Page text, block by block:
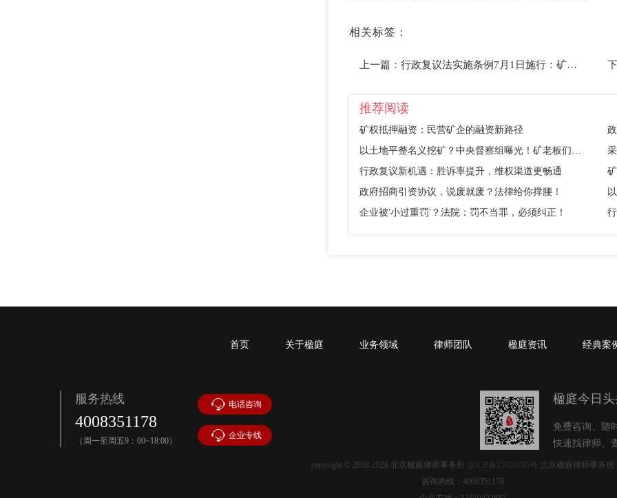
执业律师
合同纠纷、婚姻家事纠纷、继承纠纷、侵权纠纷、行政诉讼等领域
相关标签：
上一篇： 行政复议法实施条例7月1日施行：矿山企业维权利器来了
推荐阅读
矿权抵押融资：民营矿企的融资新路径
以土地平整名义挖矿？中央督察组曝光！矿老板们别踩这个坑
行政复议新机遇：胜诉率提升，维权渠道更畅通
政府招商引资协议，说废就废？法律给你撑腰！
企业被'小过重罚'？法院：罚不当罪，必须纠正！
首页 关于楹庭 业务领域 律师团队 楹庭资讯 经典案
服务热线
4008351178
（周一至周五9：00~18:00）
电话咨询
企业专线
楹庭今日头
免费咨询、随
快速找律师、
copyright © 2018-2026 北京楹庭律师事务所 京ICP备15029235号 北京楹庭律师事务所
咨询热线：4008351178